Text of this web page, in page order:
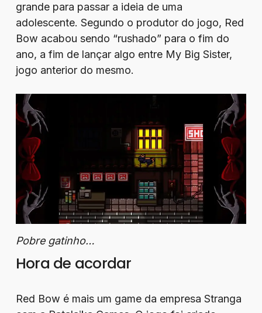
grande para passar a ideia de uma
adolescente. Segundo o produtor do jogo, Red
Bow acabou sendo “rushado” para o fim do
ano, a fim de lançar algo entre My Big Sister,
jogo anterior do mesmo.
Pobre gatinho…
Hora de acordar
Red Bow é mais um game da empresa Stranga